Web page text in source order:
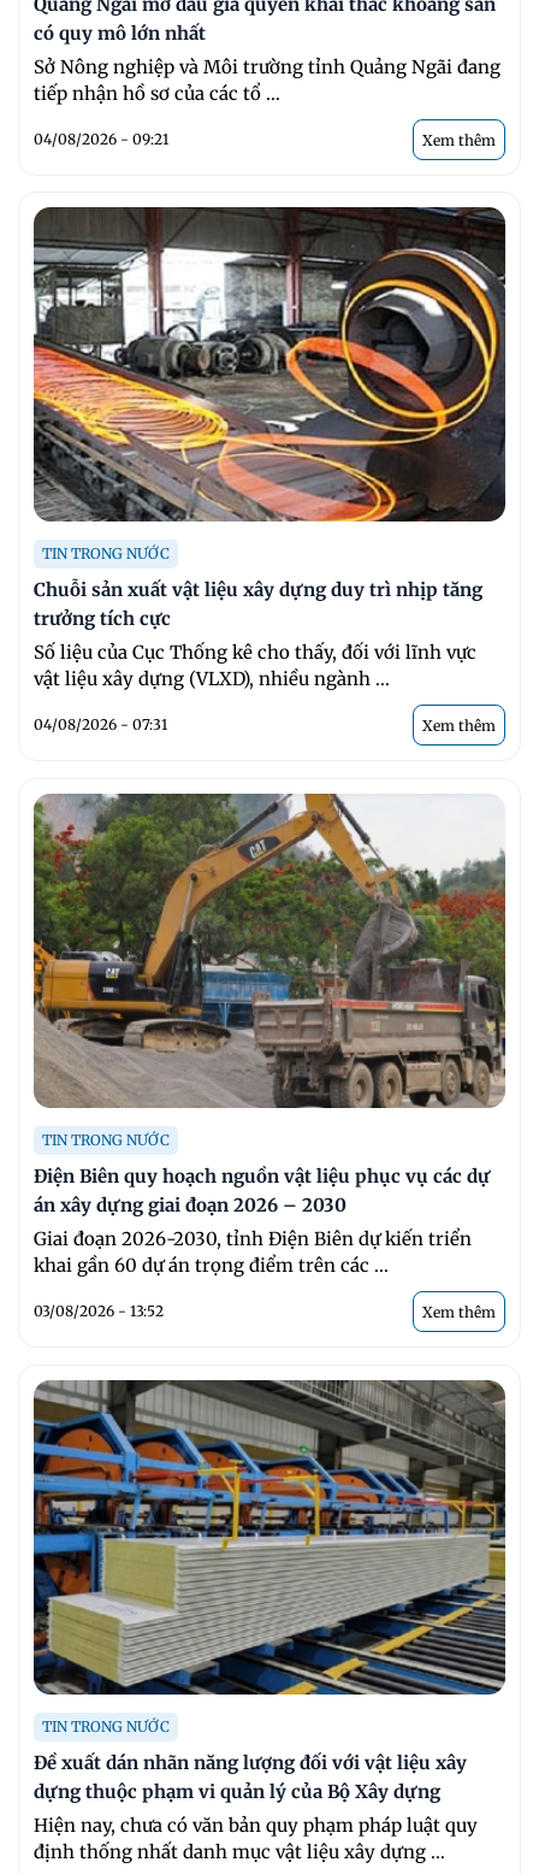
có quy mô lớn nhất
Sở Nông nghiệp và Môi trường tỉnh Quảng Ngãi đang
tiếp nhận hồ sơ của các tổ ...
04/08/2026 - 09:21 Xem thêm
TIN TRONG NƯỚC
Chuỗi sản xuất vật liệu xây dựng duy trì nhịp tăng
trưởng tích cực
Số liệu của Cục Thống kê cho thấy, đối với lĩnh vực
vật liệu xây dựng (VLXD), nhiều ngành ...
04/08/2026 - 07:31 Xem thêm
TIN TRONG NƯỚC
Điện Biên quy hoạch nguồn vật liệu phục vụ các dự
án xây dựng giai đoạn 2026 – 2030
Giai đoạn 2026-2030, tỉnh Điện Biên dự kiến triển
khai gần 60 dự án trọng điểm trên các ...
03/08/2026 - 13:52 Xem thêm
TIN TRONG NƯỚC
Đề xuất dán nhãn năng lượng đối với vật liệu xây
dựng thuộc phạm vi quản lý của Bộ Xây dựng
Hiện nay, chưa có văn bản quy phạm pháp luật quy
định thống nhất danh mục vật liệu xây dựng ...